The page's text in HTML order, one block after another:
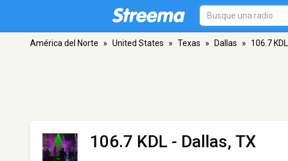
América del Norte » United States » Texas » Dallas » 106.7 KDL
106.7 KDL - Dallas, TX